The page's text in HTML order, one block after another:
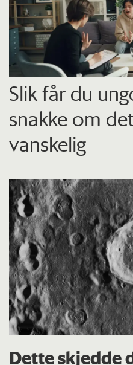
Slik får du
snakke om
vanskelig
Dette skjedde